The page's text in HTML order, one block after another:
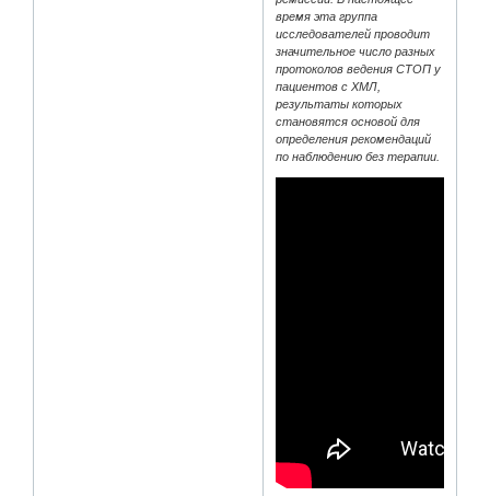
время эта группа
исследователей проводит
значительное число разных
протоколов ведения СТОП у
пациентов с ХМЛ,
результаты которых
становятся основой для
определения рекомендаций
по наблюдению без терапии.